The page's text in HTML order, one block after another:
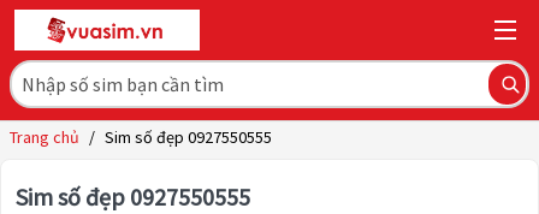
Trang chủ / Sim số đẹp 0927550555
Sim số đẹp 0927550555